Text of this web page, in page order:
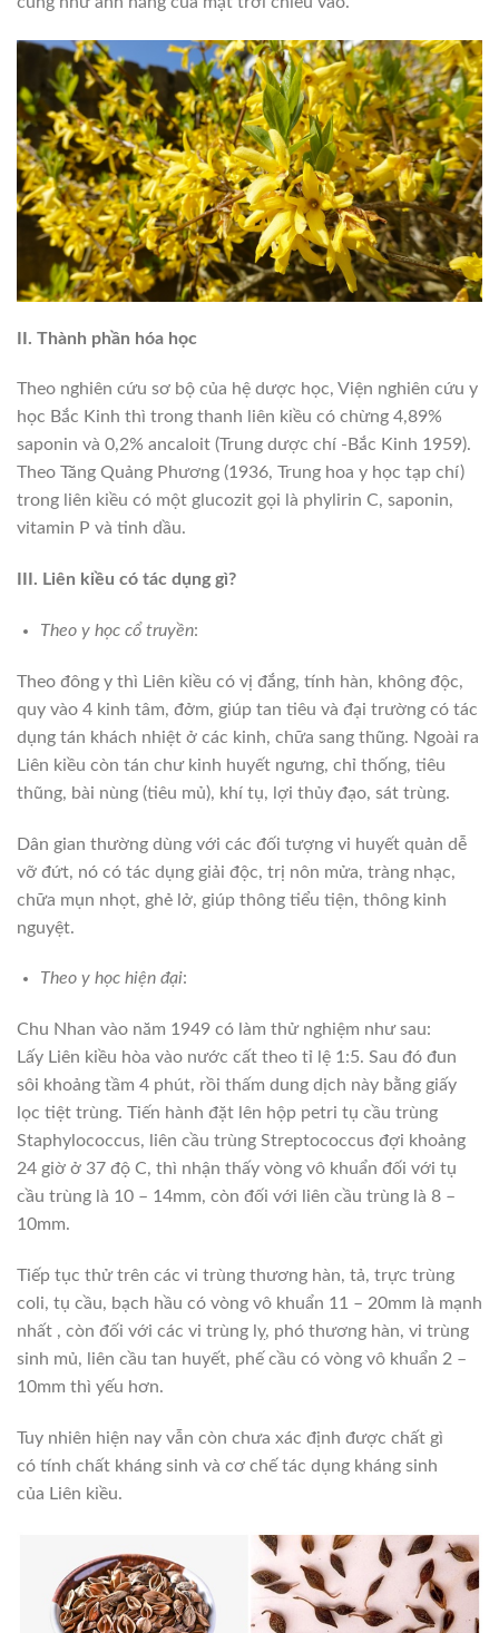
II. Thành phần hóa học
Theo nghiên cứu sơ bộ của hệ dược học, Viện nghiên cứu y
học Bắc Kinh thì trong thanh liên kiều có chừng 4,89%
saponin và 0,2% ancaloit (Trung dược chí -Bắc Kinh 1959).
Theo Tăng Quảng Phương (1936, Trung hoa y học tạp chí)
trong liên kiều có một glucozit gọi là phylirin C, saponin,
vitamin P và tinh dầu.
III. Liên kiều có tác dụng gì?
Theo y học cổ truyền:
Theo đông y thì Liên kiều có vị đắng, tính hàn, không độc,
quy vào 4 kinh tâm, đởm, giúp tan tiêu và đại trường có tác
dụng tán khách nhiệt ở các kinh, chữa sang thũng. Ngoài ra
Liên kiều còn tán chư kinh huyết ngưng, chỉ thống, tiêu
thũng, bài nùng (tiêu mủ), khí tụ, lợi thủy đạo, sát trùng.
Dân gian thường dùng với các đối tượng vi huyết quản dễ
vỡ đứt, nó có tác dụng giải độc, trị nôn mửa, tràng nhạc,
chữa mụn nhọt, ghẻ lở, giúp thông tiểu tiện, thông kinh
nguyệt.
Theo y học hiện đại:
Chu Nhan vào năm 1949 có làm thử nghiệm như sau:
Lấy Liên kiều hòa vào nước cất theo tỉ lệ 1:5. Sau đó đun
sôi khoảng tầm 4 phút, rồi thấm dung dịch này bằng giấy
lọc tiệt trùng. Tiến hành đặt lên hộp petri tụ cầu trùng
Staphylococcus, liên cầu trùng Streptococcus đợi khoảng
24 giờ ở 37 độ C, thì nhận thấy vòng vô khuẩn đối với tụ
cầu trùng là 10 – 14mm, còn đối với liên cầu trùng là 8 –
10mm.
Tiếp tục thử trên các vi trùng thương hàn, tả, trực trùng
coli, tụ cầu, bạch hầu có vòng vô khuẩn 11 – 20mm là mạnh
nhất , còn đối với các vi trùng lỵ, phó thương hàn, vi trùng
sinh mủ, liên cầu tan huyết, phế cầu có vòng vô khuẩn 2 –
10mm thì yếu hơn.
Tuy nhiên hiện nay vẫn còn chưa xác định được chất gì
có tính chất kháng sinh và cơ chế tác dụng kháng sinh
của Liên kiều.